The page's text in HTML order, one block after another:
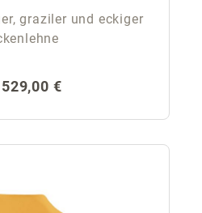
graziler und eckiger
Preis:
529,00 €